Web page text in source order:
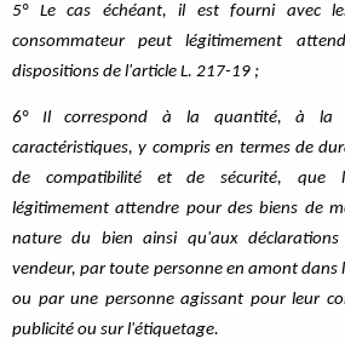
5° Le cas échéant, il est fourni avec
consommateur peut légitimement
dispositions de l'article L. 217-19 ;
6° Il correspond à la quantité, à la
caractéristiques, y compris en termes de
de compatibilité et de sécurité, que
légitimement attendre pour des biens de
nature du bien ainsi qu'aux
vendeur, par toute personne en amont dans
ou par une personne agissant pour leur
publicité ou sur l'étiquetage.